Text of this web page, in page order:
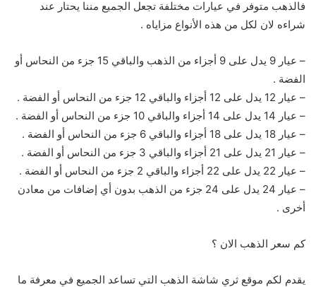
فالذهب متوفر في عيارات مختلفة تجعل الجميع مننا يحتار عند
شراءه لان لكل من هذه الأنواع مزاياه .
– عيار 9 يدل على 9 أجزاء من الذهب والباقي 15 جزء من النحاس أو
الفضة .
– عيار 12 يدل على 12 أجزاء والباقي 12 جزء من النحاس أو الفضة .
– عيار 14 يدل على 14 أجزاء والباقي 10 جزء من النحاس أو الفضة .
– عيار 18 يدل على 18 أجزاء والباقي 6 جزء من النحاس أو الفضة .
– عيار 21 يدل على 21 أجزاء والباقي 3 جزء من النحاس أو الفضة .
– عيار 22 يدل على 22 أجزاء والباقي 2 جزء من النحاس أو الفضة .
– عيار 24 يدل على 24 جزء من الذهب بدون أي إضافات من معادن
أخرى .
كم سعر الذهب الان ؟
يقدم لكم موقع ثري شاشة الذهب التي تساعد الجميع في معرفة ما